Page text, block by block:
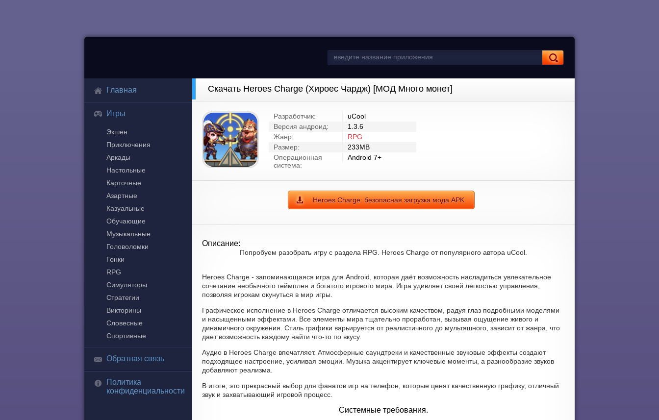
Главная
Игры
Экшен
Приключения
Аркады
Настольные
Карточные
Азартные
Казуальные
Обучающие
Музыкальные
Головоломки
Гонки
RPG
Симуляторы
Стратегии
Викторины
Словесные
Спортивные
Обратная связь
Политика
конфиденциальности
Скачать Heroes Charge (Хироес Чардж) [МОД Много монет]
Разработчик:
uCool
Версия андроид:
1.3.6
Жанр:
RPG
Размер:
233MB
Операционная
система:
Android 7+
Heroes Charge: безопасная загрузка мода APK
Описание:
Попробуем разобрать игру с раздела RPG. Heroes Charge от популярного автора uCool.
Heroes Charge - запоминающаяся игра для Android, которая даёт возможность насладиться увлекательное
сочетание необычного геймплея и богатого игрового мира. Игра удивляет своей легкостью управления,
позволяя игрокам окунуться в мир игры.
Графическое исполнение в Heroes Charge отличается высоким качеством, радуя глаз подробными моделями
и насыщенными эффектами. Все элементы мира тщательно проработан, вызывая ощущение живого и
динамичного окружения. Стиль графики варьируется от реалистичного до мультяшного, зависит от жанра, что
дает возможность каждому найти что-то по вкусу.
Аудио в Heroes Charge впечатляет. Атмосферные саундтреки и качественные звуковые эффекты создают
подходящее настроение, усиливая эмоции. Музыка акцентирует ключевые моменты, а разнообразие звуков
добавляют реализма.
В итоге, это прекрасный выбор для фанатов игр на телефон, которые ценят качественную графику, отличный
звук и захватывающий игровой процесс.
Системные требования.